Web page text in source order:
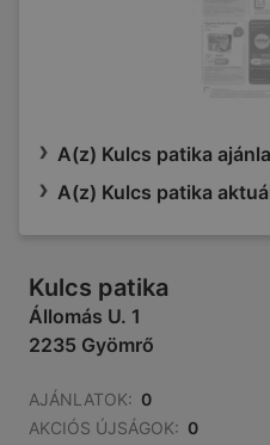
A(z) Kulcs patika
A(z) Kulcs patika
Kulcs patika
Állomás U. 1
2235 Gyömrő
AJÁNLATOK: 0
AKCIÓS ÚJSÁGOK: 0